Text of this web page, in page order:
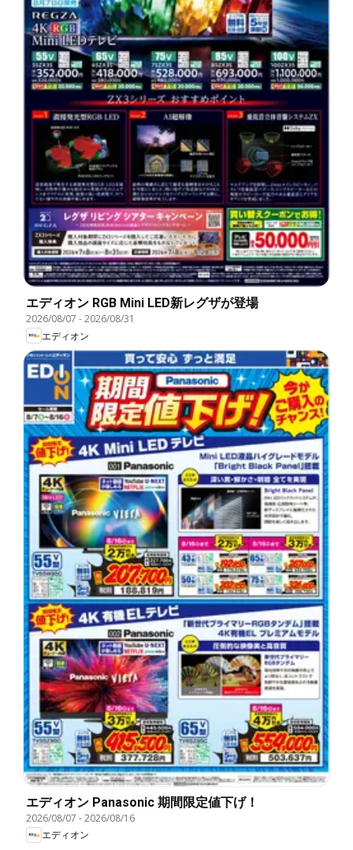
エディオン RGB Mini LED新レグザが登場
2026/08/07 -2026/08/31
エディオン
エディオン Panasonic 期間限定値下げ！
2026/08/07 -2026/08/16
エディオン